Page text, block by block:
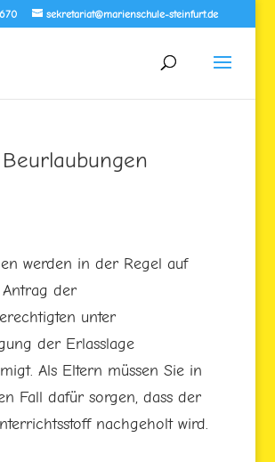
sekretariat@marienschule-steinfurt.de
Beurlaubungen
werden in der Regel auf
der
unter
der Erlasslage
Als Eltern müssen Sie in
Fall dafür sorgen, dass der
nachgeholt wird.